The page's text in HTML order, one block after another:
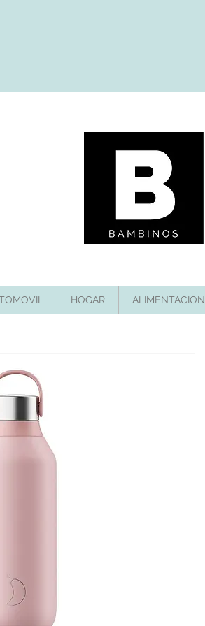
HOGAR ALIMENTACION